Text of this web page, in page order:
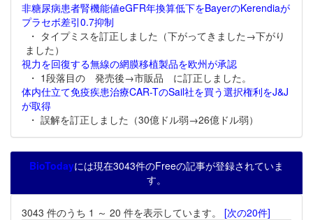
非糖尿病患者腎機能値eGFR年換算低下をBayerのKerendiaが
プラセボ差引0.7抑制
・ タイプミスを訂正しました（下がってきました→下がり
ました）
視力を回復する無線の網膜移植製品を欧州が承認
・ 1段落目の 発売後→市販品 に訂正しました。
体内仕立て免疫疾患治療CAR-TのSail社を買う選択権利をJ&J
が取得
・ 誤解を訂正しました（30億ドル弱→26億ドル弱）
BioTodayには現在3043件のFreeの記事が登録されていま
す。
3043 件のうち 1 ～ 20 件を表示しています。 [次の20件]